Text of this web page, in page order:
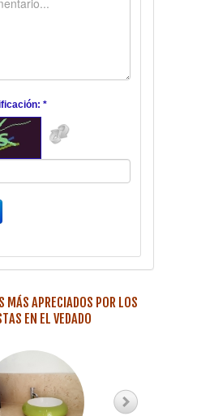
*
MÁS APRECIADOS POR LOS
EN EL VEDADO